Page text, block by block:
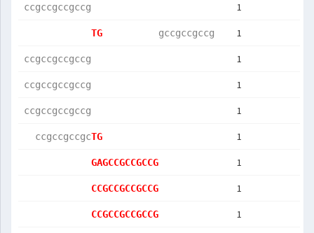
ccgccgccgccg 1
TG gccgccgccg 1
ccgccgccgccg 1
ccgccgccgccg 1
ccgccgccgccg 1
  ccgccgccgc
TG 1
GAGCCGCCGCCG 1
CCGCCGCCGCCG 1
CCGCCGCCGCCG 1